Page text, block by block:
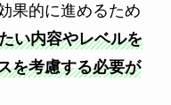
果的に進めるため
い内容やレベルを
を考慮する必要が